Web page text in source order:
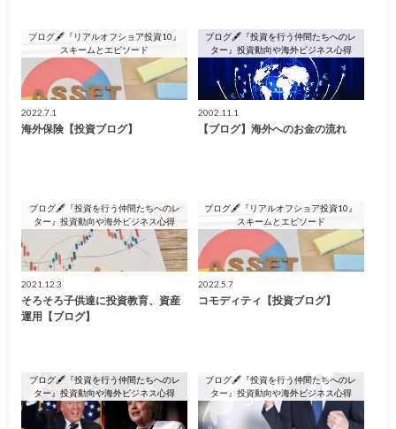
ブログ🖋『リアルオフショア投資10』
スキームとエピソード
2022.7.1
海外保険【投資ブログ】
ブログ🖋『投資を行う仲間たちへのレ
ター』投資動向や海外ビジネス心得
2002.11.1
【ブログ】海外へのお金の流れ
ブログ🖋『投資を行う仲間たちへのレ
ター』投資動向や海外ビジネス心得
2021.12.3
そろそろ子供達に投資教育、資産
運用【ブログ】
ブログ🖋『リアルオフショア投資10』
スキームとエピソード
2022.5.7
コモディティ【投資ブログ】
ブログ🖋『投資を行う仲間たちへのレ
ター』投資動向や海外ビジネス心得
ブログ🖋『投資を行う仲間たちへのレ
ター』投資動向や海外ビジネス心得